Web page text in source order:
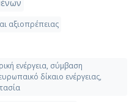
αξιοπρέπειας
ενέργεια, σύμβαση
δίκαιο ενέργειας,